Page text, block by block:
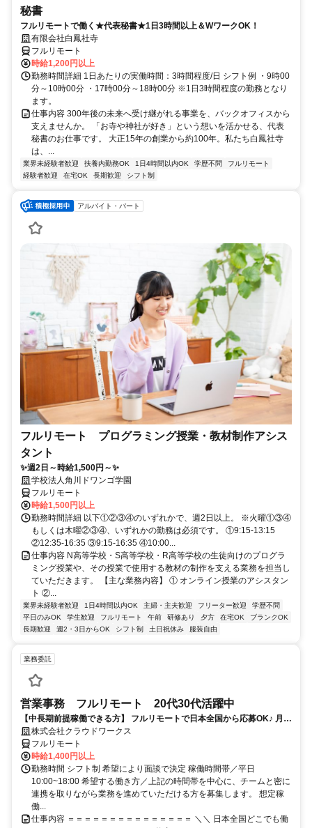
秘書
フルリモートで働く★代表秘書★1日3時間以上＆WワークOK！
有限会社白鳳社寺
フルリモート
時給1,200円以上
勤務時間詳細 1日あたりの実働時間：3時間程度/日 シフト例 ・9時00
分～10時00分 ・17時00分～18時00分 ※1日3時間程度の勤務となり
ます。
仕事内容 300年後の未来へ受け継がれる事業を、バックオフィスから
支えませんか。 「お寺や神社が好き」という想いを活かせる、代表
秘書のお仕事です。 大正15年の創業から約100年。私たち白鳳社寺
は、...
業界未経験者歓迎 扶養内勤務OK 1日4時間以内OK 学歴不問
フルリモート
経験者歓迎
在宅OK 長期歓迎 シフト制
アルバイト・パート
フルリモート プログラミング授業・教材制作アシス
タント
✨週2日～時給1,500円～✨
学校法人角川ドワンゴ学園
フルリモート
時給1,500円以上
勤務時間詳細 以下①②③④のいずれかで、週2日以上。 ※火曜①③④
もしくは木曜②③④、いずれかの勤務は必須です。 ①9:15-13:15
②12:35-16:35 ③9:15-16:35 ④10:00...
仕事内容 N高等学校・S高等学校・R高等学校の生徒向けのプログラ
ミング授業や、その授業で使用する教材の制作を支える業務を担当し
ていただきます。 【主な業務内容】 ① オンライン授業のアシスタン
ト ②...
業界未経験者歓迎 1日4時間以内OK 主婦・主夫歓迎 フリーター歓迎
学歴不問
平日のみOK
学生歓迎 フルリモート 午前 研修あり 夕方 在宅OK
ブランクOK
長期歓迎
週2・3日からOK シフト制 土日祝休み 服装自由
業務委託
営業事務 フルリモート 20代30代活躍中
【中長期前提稼働できる方】 フルリモートで日本全国から応募OK♪ 月稼
働100時間で安定収入！
株式会社クラウドワークス
フルリモート
時給1,400円以上
勤務時間 シフト制 希望により面談で決定 稼働時間帯／平日
10:00~18:00 希望する働き方／上記の時間帯を中心に、チームと密に
連携を取りながら業務を進めていただける方を募集します。 想定稼
働...
仕事内容 ＝＝＝＝＝＝＝＝＝＝＝＝＝＝＝ ＼＼ 日本全国どこでも働